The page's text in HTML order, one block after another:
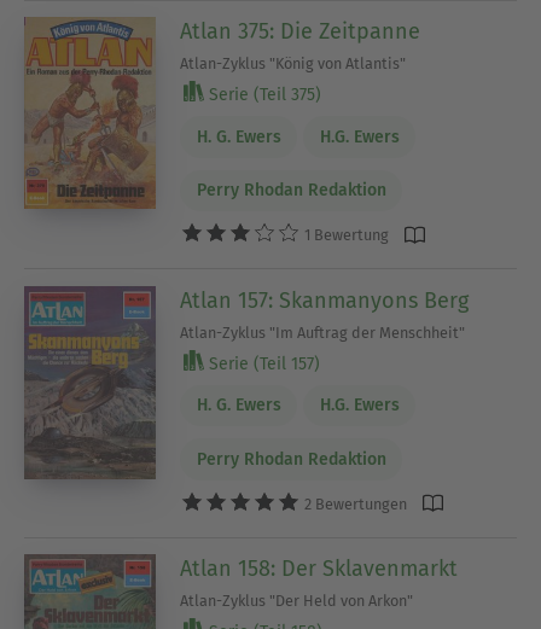
Atlan 375: Die Zeitpanne
Atlan-Zyklus "König von Atlantis"
Serie (Teil 375)
H. G. Ewers H.G. Ewers
Perry Rhodan Redaktion
1 Bewertung
Atlan 157: Skanmanyons Berg
Atlan-Zyklus "Im Auftrag der Menschheit"
Serie (Teil 157)
H. G. Ewers H.G. Ewers
Perry Rhodan Redaktion
2 Bewertungen
Atlan 158: Der Sklavenmarkt
Atlan-Zyklus "Der Held von Arkon"